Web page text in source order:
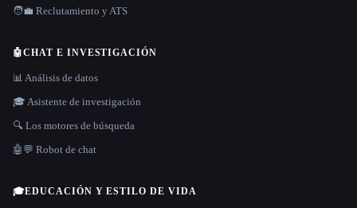
🧑‍💼 Reclutamiento y ATS
🤖CHAT E INVESTIGACIÓN
📊 Análisis de datos
🎓 Asistente de investigación
🔍 Los motores de búsqueda
🤖💬 Robot de chat
🎓EDUCACIÓN Y ESTILO DE VIDA